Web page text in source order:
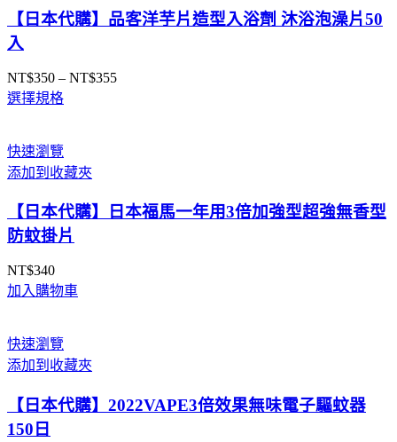
【日本代購】品客洋芋片造型入浴劑 沐浴泡澡片50
入
NT$350 – NT$355價
NT$355
選擇規格
快速瀏覽
添加到收藏夾
【日本代購】日本福馬一年用3倍加強型超強無香型
防蚊掛片
NT$340
加入購物車
快速瀏覽
添加到收藏夾
【日本代購】2022VAPE3倍效果無味電子驅蚊器
150日